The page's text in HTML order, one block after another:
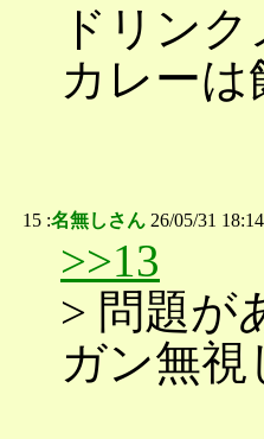
ドリン
カレーは
15 :名無しさん 26/05/31
>>13
> 問題が
ガン無視